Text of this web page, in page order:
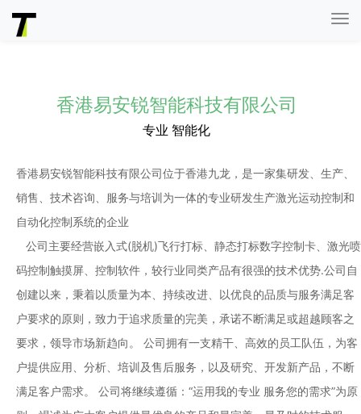
香港易安锐智能科技有限公司
专业 智能化
香港易安锐智能科技有限公司位于香港九龙，是一家集研发、生产、
销售、技术咨询、服务与培训为一体的专业研发生产激光运动控制和
自动化控制系统的企业
公司主要经营嵌入式(脱机)飞行打标、静态打标数字控制卡、激光喷
码控制触摸屏、控制软件，较行业同类产品有很强的技术优势.公司自
创建以来，秉着以质量为本、持续改进、以优良的品质与服务满足客
户要求的原则，致力于追求质量的完美，承诺不断满足或超越顾客之
要求，领导市场新趋向。 公司拥有一支精干、高效的员工队伍，为客
户提供应用、分析、培训及售后服务，以及研究、开发新产品，不断
满足客户需求。 公司将继续遵循：“运用我的专业 服务您的需求”为原